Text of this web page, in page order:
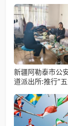
新疆阿勒泰市公
道派出所:推行“